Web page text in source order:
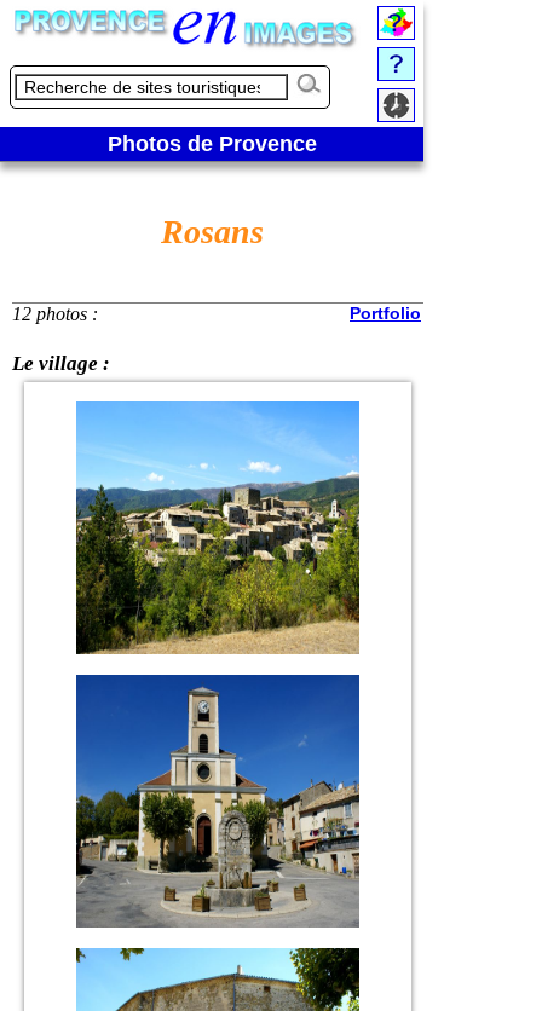
Photos de Provence
Rosans
12 photos : Portfolio
Le village :